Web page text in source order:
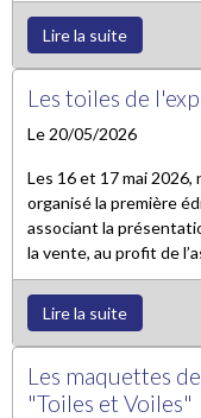
Lire la suite
Les toiles de
Le 20/05/2026
Les 16 et 17 mai
organisé la première
associant la
la vente, au profit de
thèmes maritimes.
de valorisation du
Lire la suite
Les maquettes
"Toiles et Voiles"